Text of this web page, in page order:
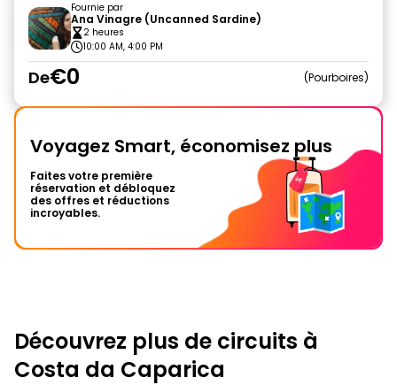
Fournie par
Ana Vinagre (Uncanned Sardine)
2 heures
10:00 AM, 4:00 PM
De€0 Pourboires
Voyagez Smart, économisez plus
Faites votre première
réservation et débloquez
des offres et réductions
incroyables.
Découvrez plus de circuits à
Costa da Caparica